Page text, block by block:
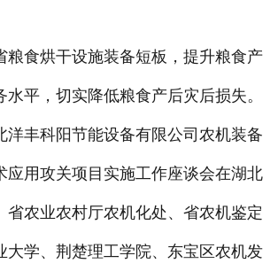
食烘干设施装备短板，提升粮食产
水平，切实降低粮食产后灾后损失。
洋丰科阳节能设备有限公司农机装备
应用攻关项目实施工作座谈会在湖北
省农业农村厅农机化处、省农机鉴定
大学、荆楚理工学院、东宝区农机发